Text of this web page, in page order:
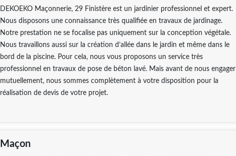
DEKOEKO Maçonnerie, 29 Finistère est un jardinier professionnel et expert.
Nous disposons une connaissance très qualifiée en travaux de jardinage.
Notre prestation ne se focalise pas uniquement sur la conception végétale.
Nous travaillons aussi sur la création d’allée dans le jardin et même dans le
bord de la piscine. Pour cela, nous vous proposons un service très
professionnel en travaux de pose de béton lavé. Mais avant de nous engager
mutuellement, nous sommes complètement à votre disposition pour la
réalisation de devis de votre projet.
Maçon